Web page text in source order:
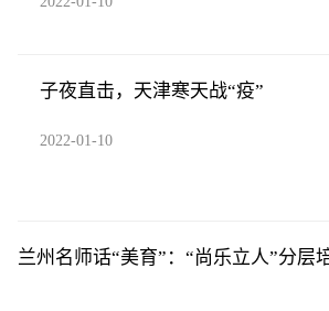
子夜直击，天津寒天战“疫”
2022-01-10
兰州名师话“美育”：“尚乐立人”分层